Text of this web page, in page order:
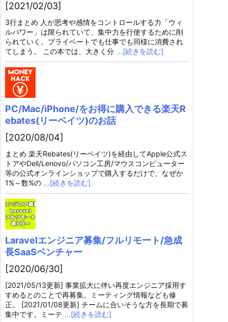
[2021/02/03]
3行まとめ 人が思考や感情をコントロールする力「ウィ
ルパワー」は限られていて、集中力を行使するために削
られていく。プライベートでも仕事でも同様に消費され
てしまう。 この本では、大きく分 …[続きを読む]
PC/Mac/iPhone/をお得に購入できる楽天R
ebates(リーベイツ)のお話
[2020/08/04]
まとめ 楽天Rebates(リーベイツ)を経由してApple公式ス
トアやDell/Lenovo/パソコン工房/マウスコンピューター
等の公式オンラインショップで購入するだけで、なぜか
1%～数%の …[続きを読む]
Laravelエンジニア募集/フルリモート/急成
長SaaSベンチャー
[2020/06/30]
[2021/05/13更新] 事業拡大に伴い再度エンジニア採用す
すめるとのことで再募集。ミーティング情報なども修
正。 [2021/01/08更新] チームに合いそうな方を長期で募
集中です。ミーテ …[続きを読む]